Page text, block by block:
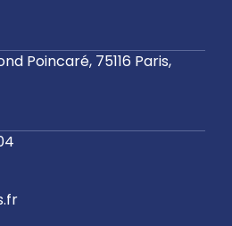
Poincaré, 75116 Paris,